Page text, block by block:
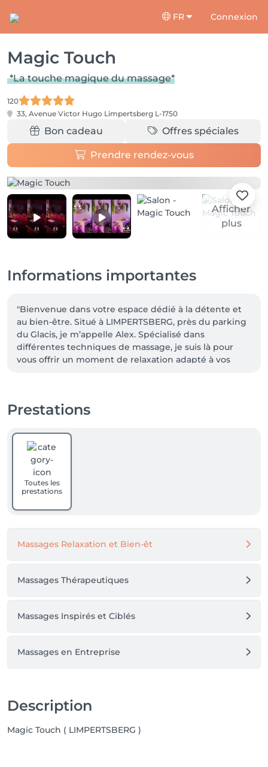
FR Connexion
Magic Touch
*La touche magique du massage*
120
33, Avenue Victor Hugo Limpertsberg L-1750
Bon cadeau Offres spéciales
Prendre rendez-vous
Afficher
plus
Informations importantes
"Bienvenue dans votre espace dédié à la détente et
au bien-être. Situé à LIMPERTSBERG, près du parking
du Glacis, je m’appelle Alex. Spécialisé dans
différentes techniques de massage, je suis là pour
vous offrir un moment de relaxation adapté à vos
Prestations
Toutes les
prestations
Massages Relaxation et Bien-êt
Massages Thérapeutiques
Massages Inspirés et Ciblés
Massages en Entreprise
Description
Magic Touch ( LIMPERTSBERG )